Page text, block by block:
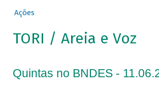
Ações
TORI / Areia e Voz
Quintas no BNDES -